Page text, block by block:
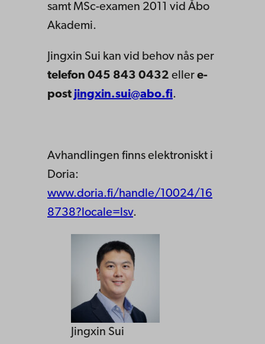
samt MSc-examen 2011 vid Åbo
Akademi.
Jingxin Sui kan vid behov nås per
telefon 045 843 0432 eller e-
post jingxin.sui@abo.fi.
Avhandlingen finns elektroniskt i
Doria:
www.doria.fi/handle/10024/16
8738?locale=lsv.
Jingxin Sui